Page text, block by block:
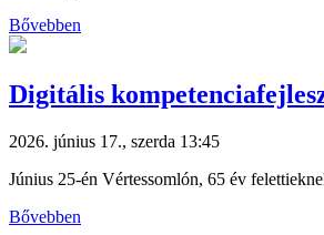
Bővebben
Digitális
2026. június 17., szerda 13:45
Június 25-én Vértessomlón, 65 év
Bővebben